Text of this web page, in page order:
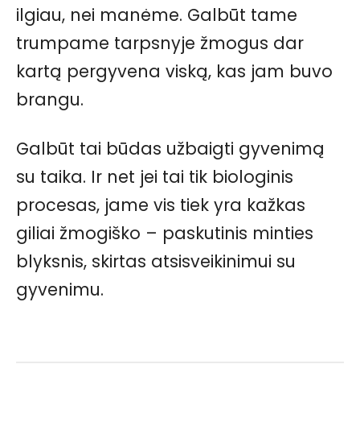
ilgiau, nei manėme. Galbūt tame
trumpame tarpsnyje žmogus dar
kartą pergyvena viską, kas jam buvo
brangu.
Galbūt tai būdas užbaigti gyvenimą
su taika. Ir net jei tai tik biologinis
procesas, jame vis tiek yra kažkas
giliai žmogiško – paskutinis minties
blyksnis, skirtas atsisveikinimui su
gyvenimu.